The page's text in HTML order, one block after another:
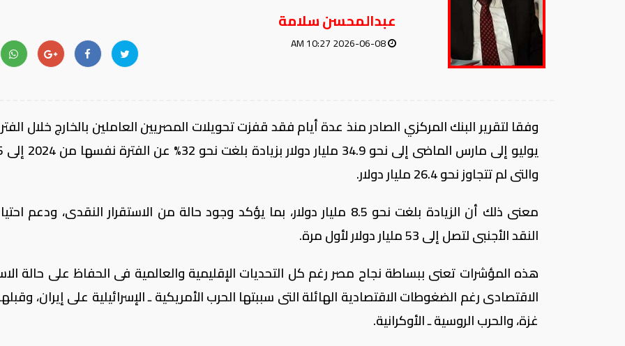
عبدالمحسن سلامة
2026-06-08 10:27 AM
وفقا لتقرير البنك المركزي الصادر منذ عدة أيام فقد قفزت تحويلات المصريين العاملين بالخارج خلال
والتى لم تتجاوز نحو 26.4 مليار دولار.
معنى ذلك أن الزيادة بلغت نحو 8.5 مليار دولار، بما يؤكد وجود حالة من الاستقرار النقدى، ودعم
النقد الأجنبى لتصل إلى 53 مليار دولار لأول مرة.
هذه المؤشرات تعنى ببساطة نجاح مصر رغم كل التحديات الإقليمية والعالمية فى الحفاظ على حالة
الاقتصادى رغم الضغوطات الاقتصادية الهائلة التى سببتها الحرب الأمريكية ـ الإسرائيلية على إيران،
غزة، والحرب الروسية ـ الأوكرانية.